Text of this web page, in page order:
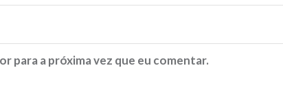
para a próxima vez que eu comentar.